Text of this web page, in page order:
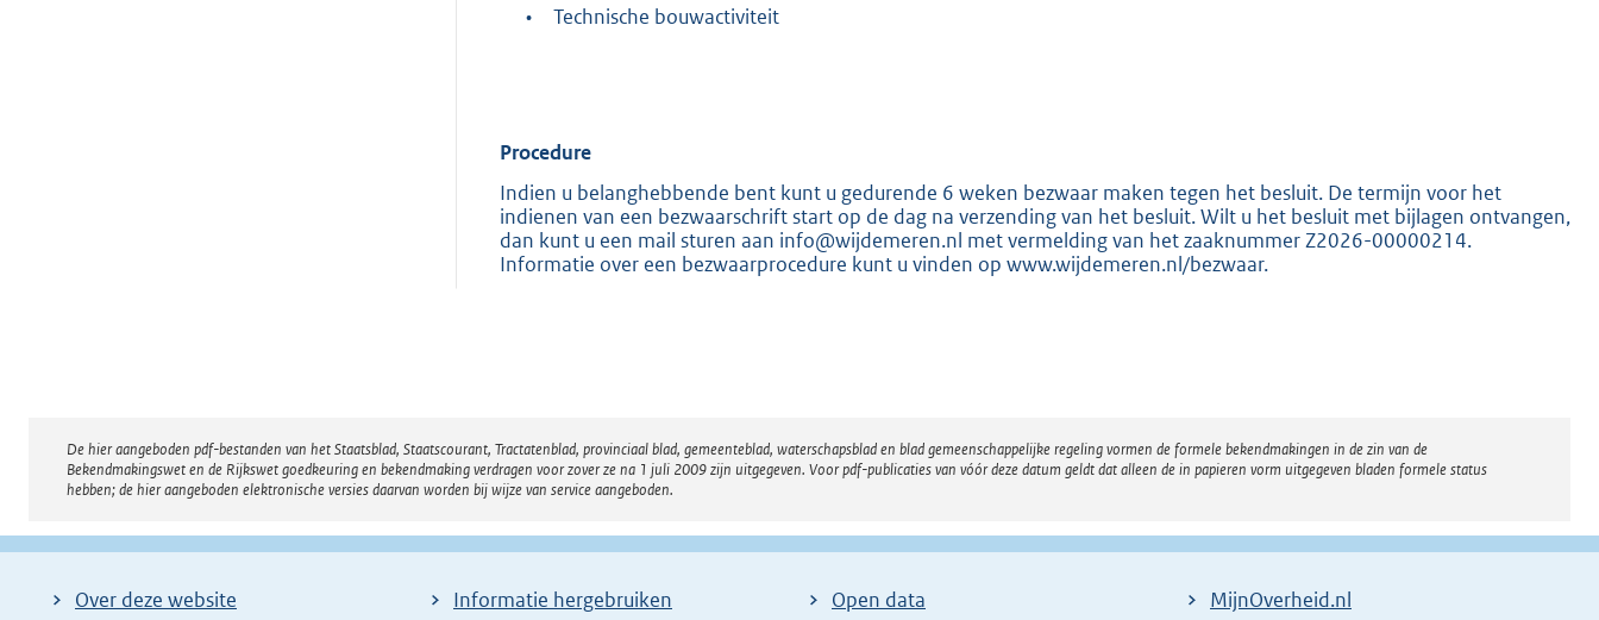
0
K
b
•
Technische bouwactiviteit
Procedure
Indien u belanghebbende bent kunt u gedurende 6 weken bezwaar maken tegen het besluit. De termijn voor het
indienen van een bezwaarschrift start op de dag na verzending van het besluit. Wilt u het besluit met bijlagen ontvangen,
dan kunt u een mail sturen aan info@wijdemeren.nl met vermelding van het zaaknummer Z2026-00000214.
Informatie over een bezwaarprocedure kunt u vinden op www.wijdemeren.nl/bezwaar.
Disclaimer
De hier aangeboden pdf-bestanden van het Staatsblad, Staatscourant, Tractatenblad, provinciaal blad, gemeenteblad, waterschapsblad en blad gemeenschappelijke regeling vormen de formele bekendmakingen in de zin van de
Bekendmakingswet en de Rijkswet goedkeuring en bekendmaking verdragen voor zover ze na 1 juli 2009 zijn uitgegeven. Voor pdf-publicaties van vóór deze datum geldt dat alleen de in papieren vorm uitgegeven bladen formele status
hebben; de hier aangeboden elektronische versies daarvan worden bij wijze van service aangeboden.
Over deze website
Informatie hergebruiken
Open data
MijnOverheid.nl